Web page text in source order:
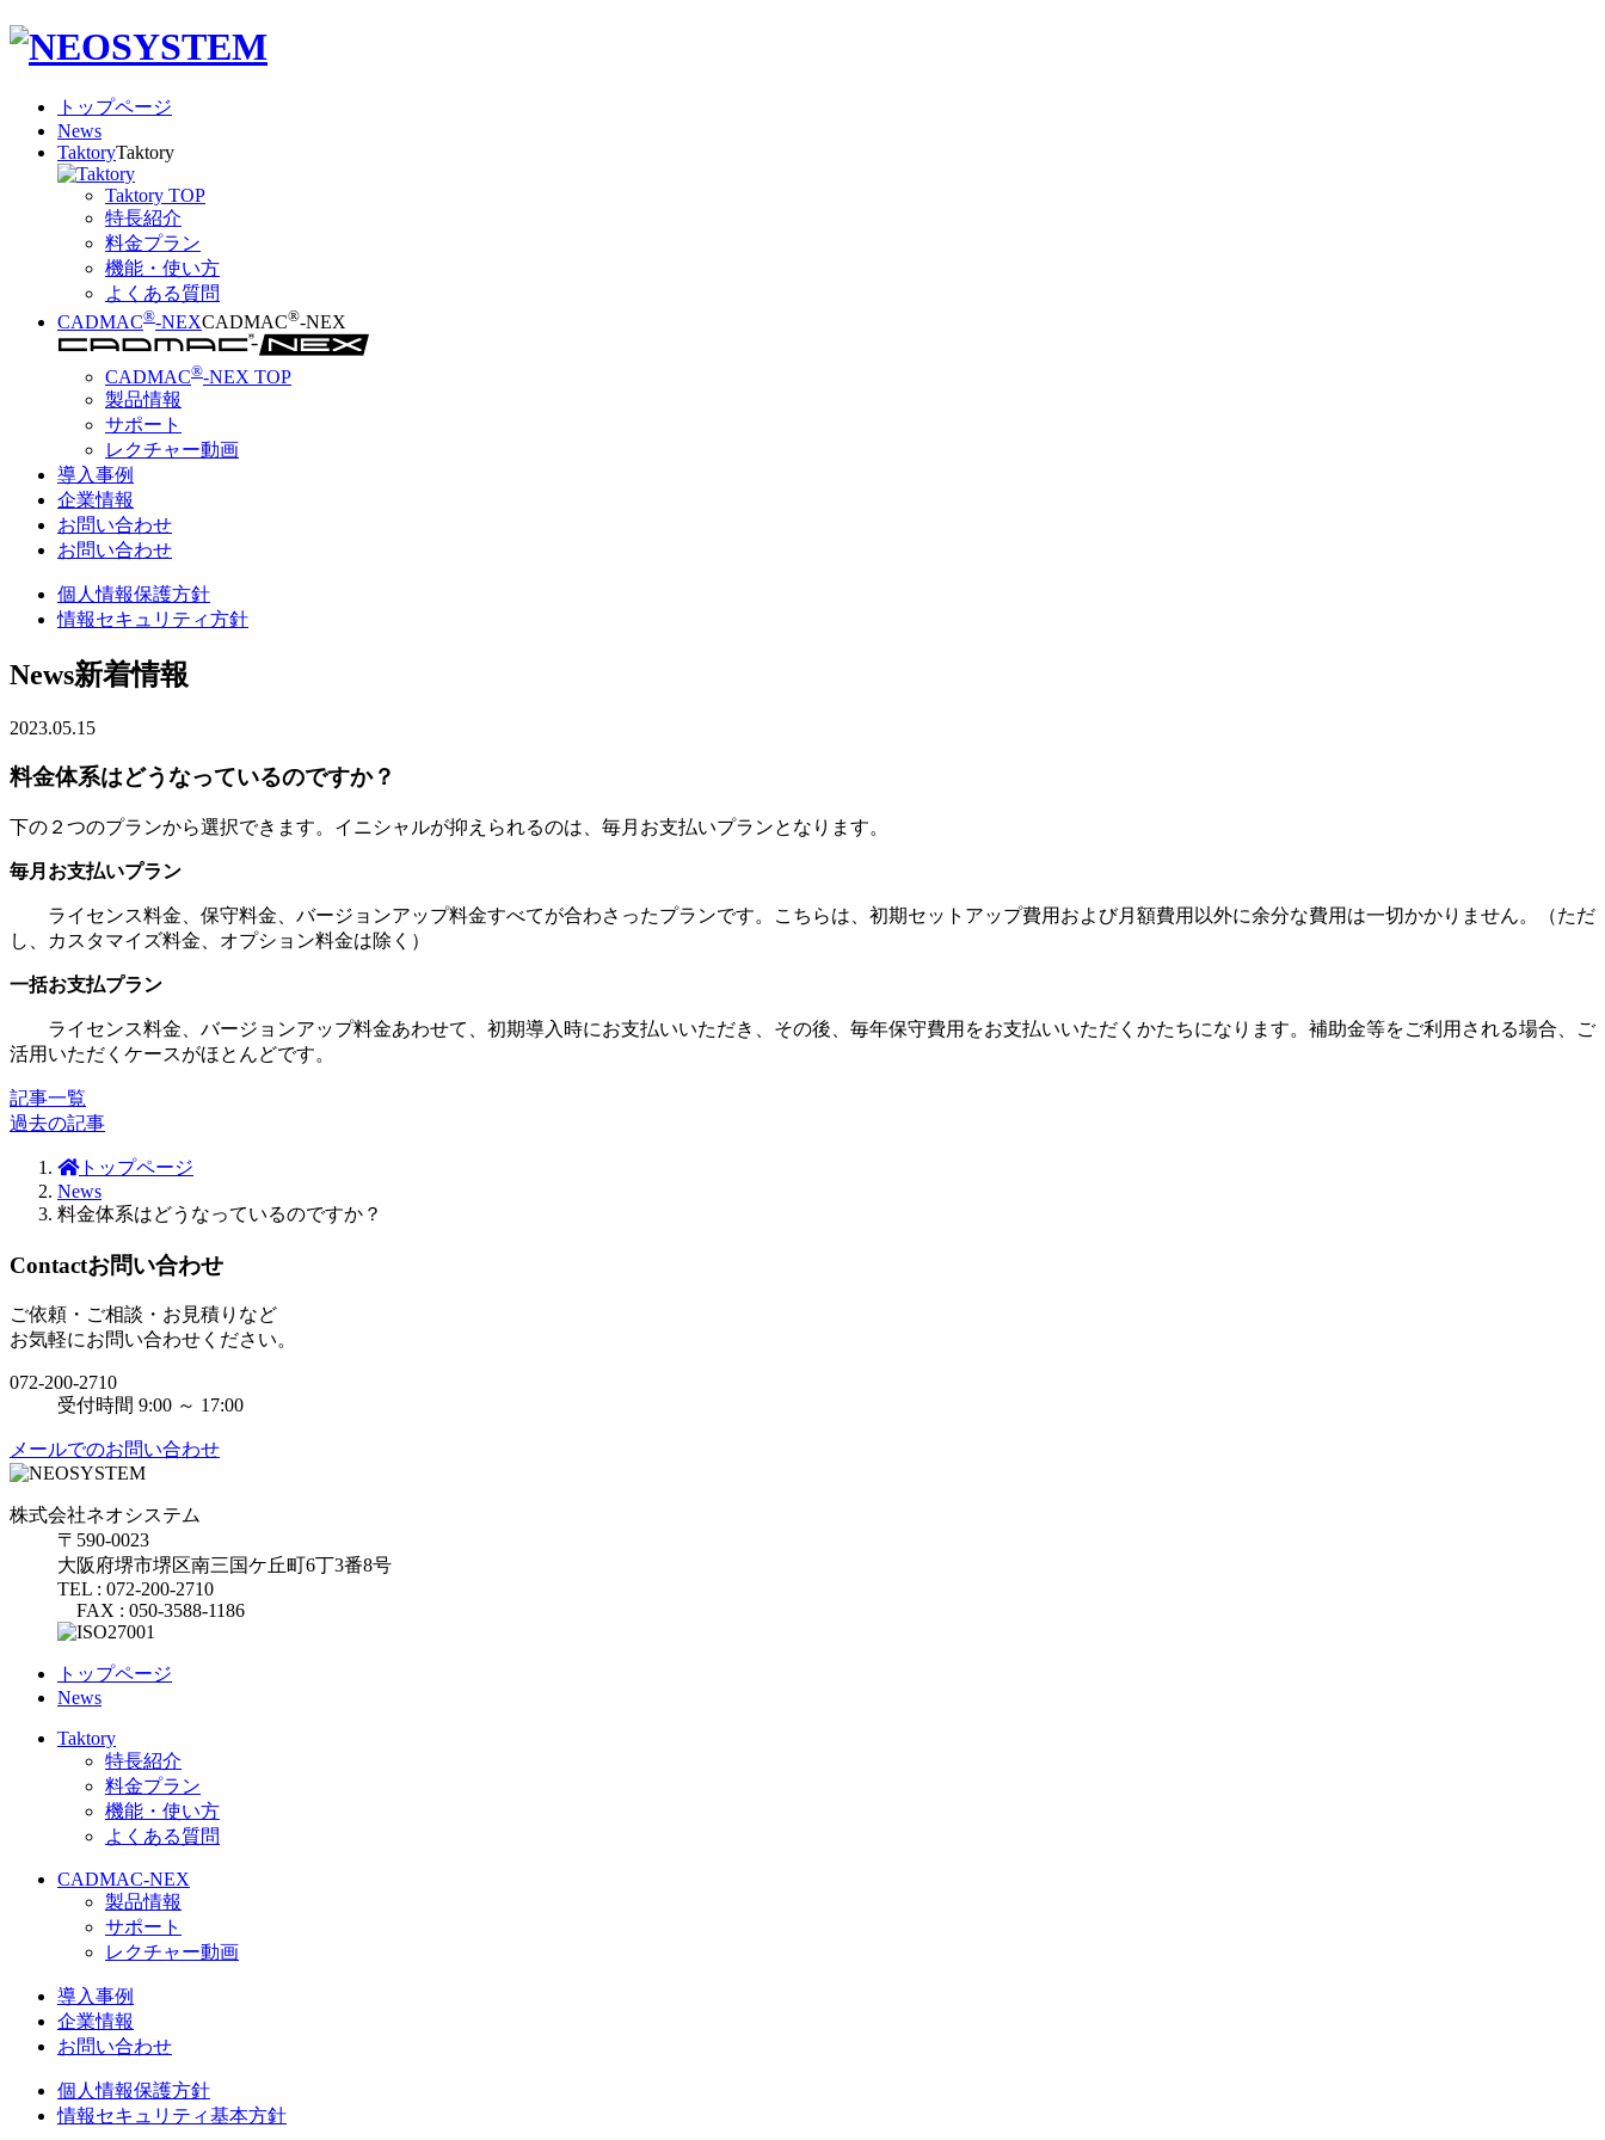
トップページ
News
TaktoryTaktory
Taktory TOP
特長紹介
料金プラン
機能・使い方
よくある質問
CADMAC®-NEXCADMAC®-NEX
CADMAC®-NEX TOP
製品情報
サポート
レクチャー動画
導入事例
企業情報
お問い合わせ
お問い合わせ
個人情報保護方針
情報セキュリティ方針
News新着情報
2023.05.15
料金体系はどうなっているのですか？
下の２つのプランから選択できます。イニシャルが抑えられるのは、毎月お支払いプランとなります。
毎月お支払いプラン
ライセンス料金、保守料金、バージョンアップ料金すべてが合わさったプランです。こちらは、初期セットアップ費用および月額費用以外に余分な費用は一切かかりません。（ただ
し、カスタマイズ料金、オプション料金は除く）
一括お支払プラン
ライセンス料金、バージョンアップ料金あわせて、初期導入時にお支払いいただき、その後、毎年保守費用をお支払いいただくかたちになります。補助金等をご利用される場合、ご
活用いただくケースがほとんどです。
記事一覧
過去の記事
トップページ
News
料金体系はどうなっているのですか？
Contactお問い合わせ
ご依頼・ご相談・お見積りなど
お気軽にお問い合わせください。
072-200-2710
受付時間 9:00 ～ 17:00
メールでのお問い合わせ
株式会社ネオシステム
〒590-0023
大阪府堺市堺区南三国ケ丘町6丁3番8号
TEL : 072-200-2710
FAX : 050-3588-1186
トップページ
News
Taktory
特長紹介
料金プラン
機能・使い方
よくある質問
CADMAC-NEX
製品情報
サポート
レクチャー動画
導入事例
企業情報
お問い合わせ
個人情報保護方針
情報セキュリティ基本方針